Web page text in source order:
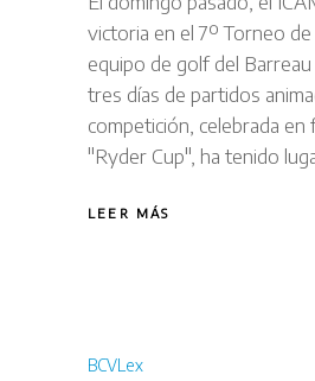
victoria en el 7º Torneo
equipo de golf del
tres días de partidos
competición, celebrada
"Ryder Cup", ha tenido
LEER MÁS
BCVLex